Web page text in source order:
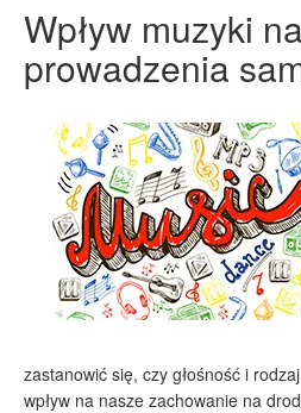
Wpływ muzyki
prowadzenia
zastanowić się, czy głośność i
wpływ na nasze zachowanie na